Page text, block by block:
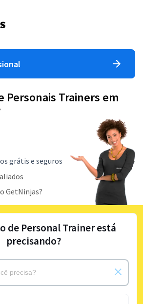
Personais Trainers em
grátis e seguros
GetNinjas?
de Personal Trainer está
precisando?